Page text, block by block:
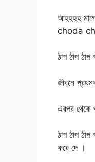
আহহহহ
choda
ঠাপ ঠাপ
জীবনে
এরপর থেকে
ঠাপ ঠাপ
করে দে ।